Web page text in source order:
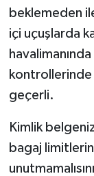
beklemeden
içi uçuşlarda
kontrollerinde
geçerli.
Kimlik
bagaj